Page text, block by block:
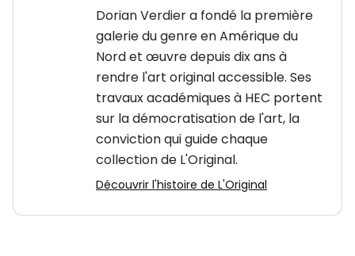
Dorian Verdier a fondé la première
galerie du genre en Amérique du
Nord et œuvre depuis dix ans à
rendre l'art original accessible. Ses
travaux académiques à HEC portent
sur la démocratisation de l'art, la
conviction qui guide chaque
collection de L'Original.
Découvrir l'histoire de L'Original